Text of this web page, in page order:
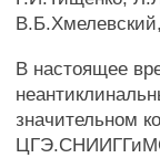
В настоящее
значительном